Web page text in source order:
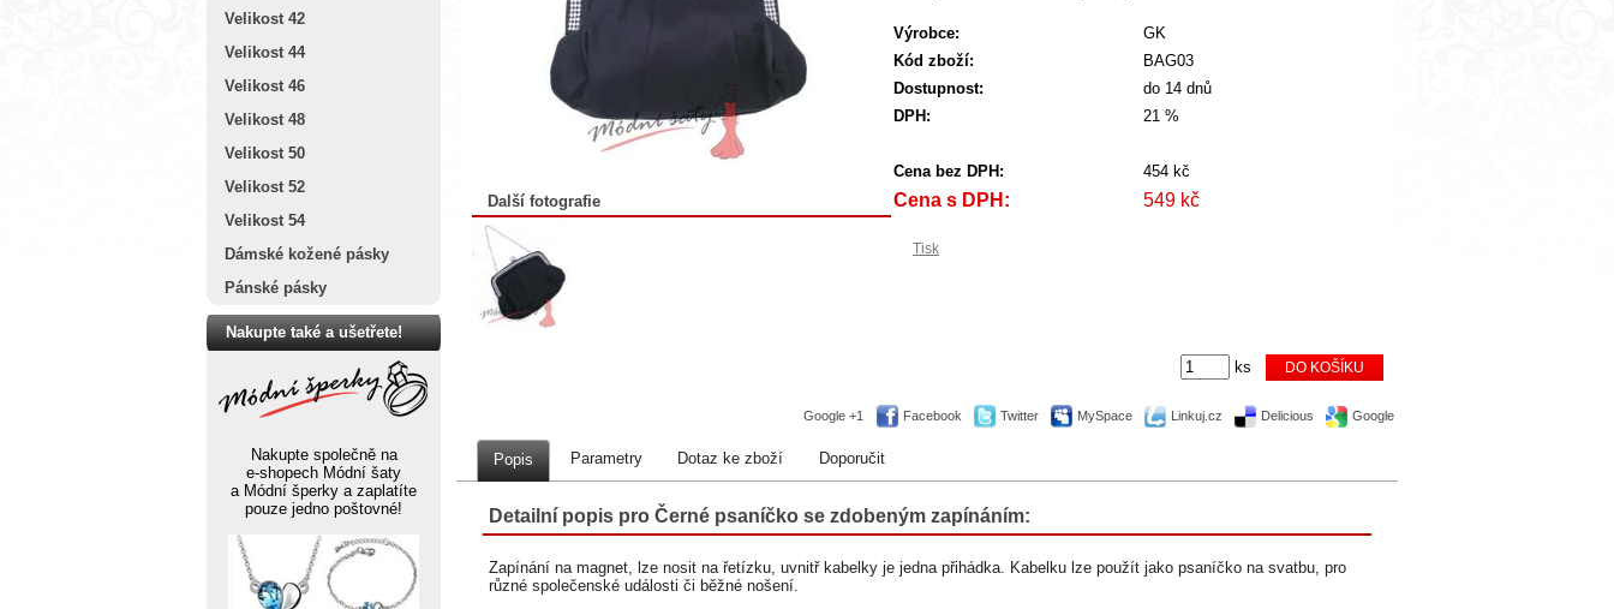
Velikost 42
Velikost 44
Velikost 46
Velikost 48
Velikost 50
Velikost 52
Velikost 54
Dámské kožené pásky
Pánské pásky
Nakupte také a ušetřete!
Nakupte společně na
e-shopech Módní šaty
a Módní šperky a zaplatíte
pouze jedno poštovné!
Další fotografie
Výrobce:
GK
Kód zboží:
BAG03
Dostupnost:
do 14 dnů
DPH:
21 %
Cena bez DPH: 454 kč
Cena s DPH: 549 kč
Tisk
ks
Google +1 Facebook Twitter MySpace Linkuj.cz Delicious Google
Popis Parametry Dotaz ke zboží Doporučit
Detailní popis pro Černé psaníčko se zdobeným zapínáním:
Zapínání na magnet, lze nosit na řetízku, uvnitř kabelky je jedna přihádka. Kabelku lze použít jako psaníčko na svatbu, pro
různé společenské události či běžné nošení.